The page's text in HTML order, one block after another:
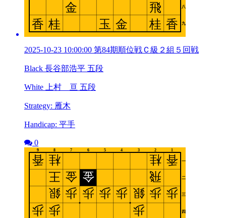
2025-10-23 10:00:00 第84期順位戦Ｃ級２組５回戦
Black 長谷部浩平 五段
White 上村 亘 五段
Strategy: 雁木
Handicap: 平手
0